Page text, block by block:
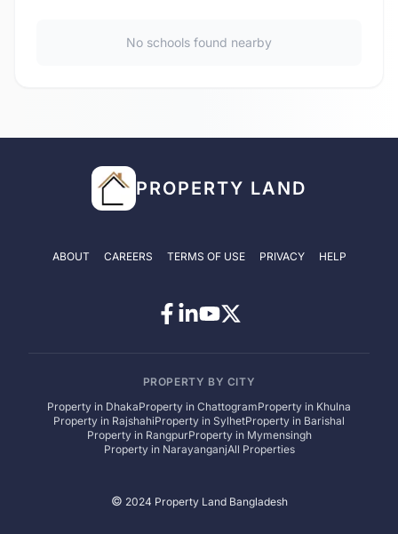
No schools found nearby
PROPERTY LAND
ABOUT CAREERS TERMS OF USE PRIVACY HELP
PROPERTY BY CITY
Property in DhakaProperty in ChattogramProperty in Khulna
Property in RajshahiProperty in SylhetProperty in Barishal
Property in RangpurProperty in Mymensingh
Property in NarayanganjAll Properties
© 2024 Property Land Bangladesh